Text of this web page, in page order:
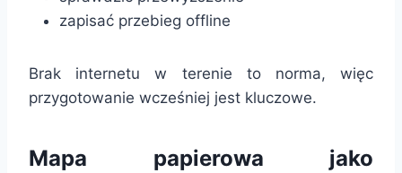
zapisać przebieg offline
Brak internetu w terenie to norma, więc
przygotowanie wcześniej jest kluczowe.
Mapa papierowa jako